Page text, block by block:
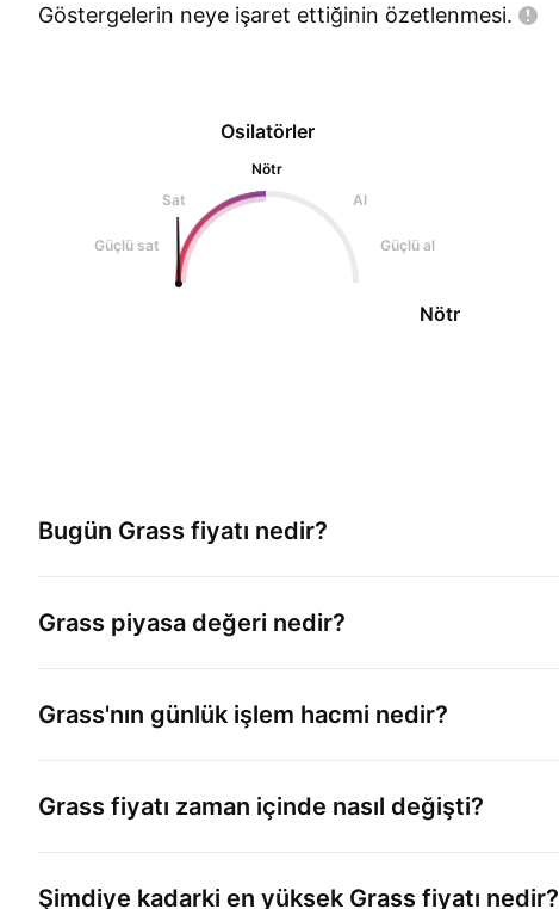
Göstergelerin neye işaret ettiğinin özetlenmesi.
Osilatörler
Nötr
Sat
Al
Güçlü sat Güçlü al
Nötr
Bugün Grass fiyatı nedir?
Grass piyasa değeri nedir?
Grass'nın günlük işlem hacmi nedir?
Grass fiyatı zaman içinde nasıl değişti?
Şimdiye kadarki en yüksek Grass fiyatı nedir?